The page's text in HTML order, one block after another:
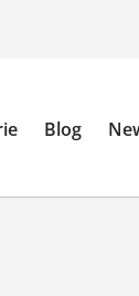
Blog